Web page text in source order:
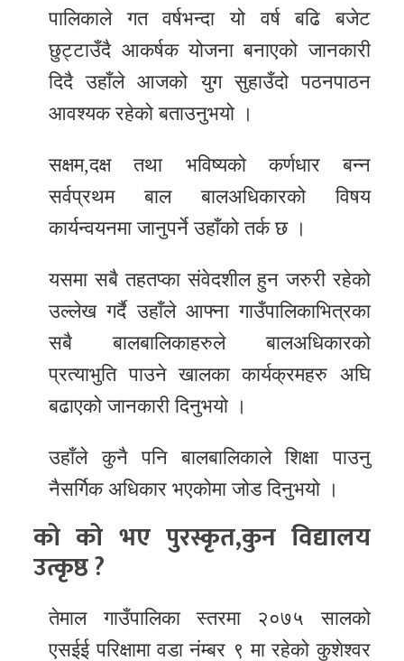
पालिकाले गत वर्षभन्दा यो वर्ष बढि बजेट
छुट्टाउँदै आकर्षक योजना बनाएको जानकारी
दिदै उहाँले आजको युग सुहाउँदो पठनपाठन
आवश्यक रहेको बताउनुभयो ।
सक्षम,दक्ष तथा भविष्यको कर्णधार बन्न
सर्वप्रथम बाल बालअधिकारको विषय
कार्यन्वयनमा जानुपर्ने उहाँको तर्क छ ।
यसमा सबै तहतप्का संवेदशील हुन जरुरी रहेको
उल्लेख गर्दै उहाँले आफ्ना गाउँपालिकाभित्रका
सबै बालबालिकाहरुले बालअधिकारको
प्रत्याभुति पाउने खालका कार्यक्रमहरु अघि
बढाएको जानकारी दिनुभयो ।
उहाँले कुनै पनि बालबालिकाले शिक्षा पाउनु
नैसर्गिक अधिकार भएकोमा जोड दिनुभयो ।
को को भए पुरस्कृत,कुन विद्यालय
उत्कृष्ठ ?
तेमाल गाउँपालिका स्तरमा २०७५ सालको
एसईई परिक्षामा वडा नंम्बर ९ मा रहेको कुशेश्वर